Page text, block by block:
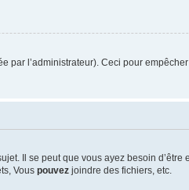
l’administrateur). Ceci pour
Il se peut que vous ayez besoin
Vous pouvez joindre des fichiers, etc.